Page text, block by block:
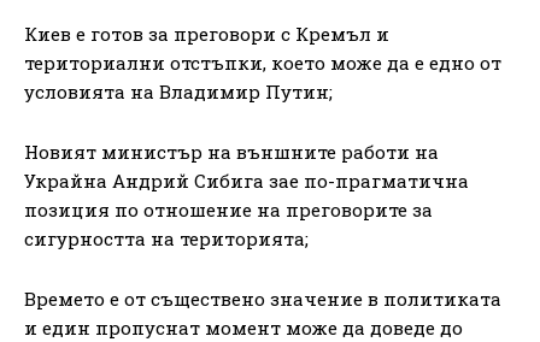
Киев е готов за преговори с Кремъл и
териториални отстъпки, което може да е едно от
условията на Владимир Путин;
Новият министър на външните работи на
Украйна Андрий Сибига зае по-прагматична
позиция по отношение на преговорите за
сигурността на територията;
Времето е от съществено значение в политиката
и един пропуснат момент може да доведе до